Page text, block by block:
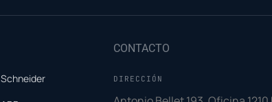
Schneider
CONTACTO
DIRECCIÓN